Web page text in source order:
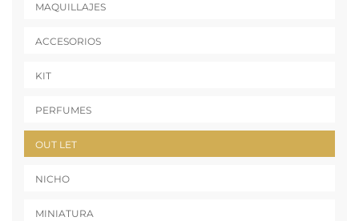
MAQUILLAJES
ACCESORIOS
KIT
PERFUMES
OUT LET
NICHO
MINIATURA